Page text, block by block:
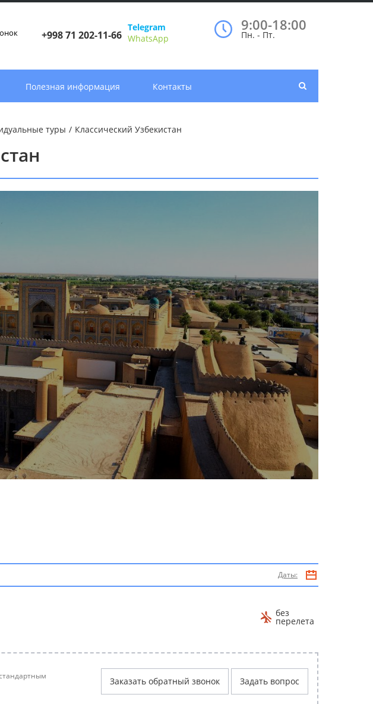
+998 71 202-11-66
Telegram
WhatsApp
9:00-18:00
Пн. - Пт.
Полезная информация Контакты
туры / Классический Узбекистан
Даты:
без
перелета
Заказать обратный звонок Задать вопрос